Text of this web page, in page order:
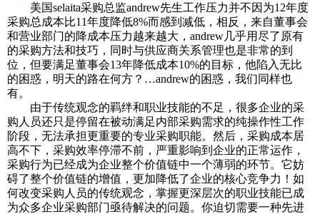
美国selaita采购总监andrew先生工作压力并不因为12年度
采购总成本比11年度降低8%而感到减低，相反，来自董事会
和营业部门的降成本压力越来越大，andrew几乎用尽了原有
的采购方法和技巧，同时与供应商关系管理也是非常的到
位，但要满足董事会13年降低成本10%的目标，他陷入无比
的困惑，明天的路在何方？…andrew的困惑，我们同样也
有。
由于传统观念的羁绊和职业技能的不足，很多企业的采
购人员还只是停留在被动满足内部采购需求的纯操作性工作
阶段，无法承担更重要的专业采购职能。然后，采购成本居
高不下，采购效率停滞不前，严重影响到企业的正常运作，
采购行为已经成为企业整个价值链中一个薄弱的环节。它妨
碍了整个价值链的增值，更加降低了企业的核心竞争力！如
何改变采购人员的传统观念，掌握更深层次的职业技能已成
为众多企业采购部门亟待解决的问题。你迫切需要一种先进